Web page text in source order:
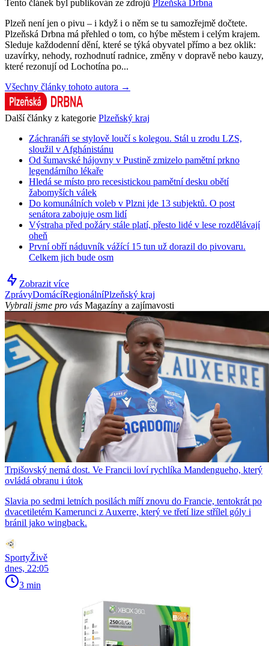
Tento článek byl publikován ze zdrojů Plzeňská Drbna
Plzeň není jen o pivu – i když i o něm se tu samozřejmě dočtete.
Plzeňská Drbna má přehled o tom, co hýbe městem i celým krajem.
Sleduje každodenní dění, které se týká obyvatel přímo a bez oklik:
uzavírky, nehody, rozhodnutí radnice, změny v dopravě nebo kauzy,
které rezonují od Lochotína po...
Všechny články tohoto autora →
Další články z kategorie Plzeňský kraj
Záchranáři se stylově loučí s kolegou. Stál u zrodu LZS,
sloužil v Afghánistánu
Od šumavské hájovny v Pustině zmizelo pamětní prkno
legendárního lékaře
Hledá se místo pro recesistickou pamětní desku obětí
žabomyších válek
Do komunálních voleb v Plzni jde 13 subjektů. O post
senátora zabojuje osm lidí
Výstraha před požáry stále platí, přesto lidé v lese rozdělávají
oheň
První obří náduvník vážící 15 tun už dorazil do pivovaru.
Celkem jich bude osm
Zobrazit více
ZprávyDomácíRegionálníPlzeňský kraj
Vybrali jsme pro vás Magazíny a zajímavosti
Trpišovský nemá dost. Ve Francii loví rychlíka Mandengueho, který
ovládá obranu i útok
Slavia po sedmi letních posilách míří znovu do Francie, tentokrát po
dvacetiletém Kamerunci z Auxerre, který ve třetí lize střílel góly i
bránil jako wingback.
SportyŽivě
dnes, 22:05
3 min